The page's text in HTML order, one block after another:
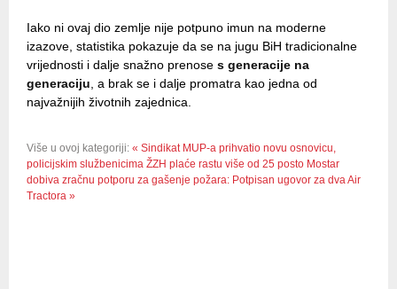
Iako ni ovaj dio zemlje nije potpuno imun na moderne
izazove, statistika pokazuje da se na jugu BiH tradicionalne
vrijednosti i dalje snažno prenose s generacije na
generaciju , a brak se i dalje promatra kao jedna od
najvažnijih životnih zajednica.
Više u ovoj kategoriji: « Sindikat MUP-a prihvatio novu osnovicu,
policijskim službenicima ŽZH plaće rastu više od 25 posto Mostar
dobiva zračnu potporu za gašenje požara: Potpisan ugovor za dva Air
Tractora »